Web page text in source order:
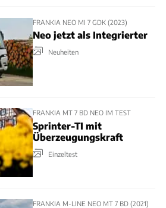
FRANKIA NEO MI 7 GDK (2023)
Neo jetzt als Integrierter
Neuheiten
FRANKIA MT 7 BD NEO IM TEST
Sprinter-TI mit
Überzeugungskraft
Einzeltest
FRANKIA M-LINE NEO MT 7 BD (2021)